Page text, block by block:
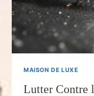
MAISON DE LUXE
Lutter Contre